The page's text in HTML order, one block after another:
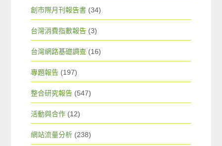
創市際月刊報告書 (34)
台灣消費指數報告 (3)
台灣網路基礎調查 (16)
專題報告 (197)
整合研究報告 (547)
活動與合作 (12)
網站流量分析 (238)